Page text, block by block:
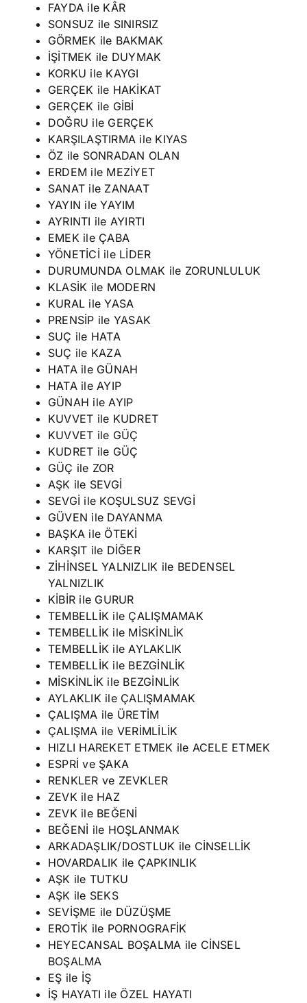
FAYDA ile KÂR
SONSUZ ile SINIRSIZ
GÖRMEK ile BAKMAK
İŞİTMEK ile DUYMAK
KORKU ile KAYGI
GERÇEK ile HAKİKAT
GERÇEK ile GİBİ
DOĞRU ile GERÇEK
KARŞILAŞTIRMA ile KIYAS
ÖZ ile SONRADAN OLAN
ERDEM ile MEZİYET
SANAT ile ZANAAT
YAYIN ile YAYIM
AYRINTI ile AYIRTI
EMEK ile ÇABA
YÖNETİCİ ile LİDER
DURUMUNDA OLMAK ile ZORUNLULUK
KLASİK ile MODERN
KURAL ile YASA
PRENSİP ile YASAK
SUÇ ile HATA
SUÇ ile KAZA
HATA ile GÜNAH
HATA ile AYIP
GÜNAH ile AYIP
KUVVET ile KUDRET
KUVVET ile GÜÇ
KUDRET ile GÜÇ
GÜÇ ile ZOR
AŞK ile SEVGİ
SEVGİ ile KOŞULSUZ SEVGİ
GÜVEN ile DAYANMA
BAŞKA ile ÖTEKİ
KARŞIT ile DİĞER
ZİHİNSEL YALNIZLIK ile BEDENSEL
YALNIZLIK
KİBİR ile GURUR
TEMBELLİK ile ÇALIŞMAMAK
TEMBELLİK ile MİSKİNLİK
TEMBELLİK ile AYLAKLIK
TEMBELLİK ile BEZGİNLİK
MİSKİNLİK ile BEZGİNLİK
AYLAKLIK ile ÇALIŞMAMAK
ÇALIŞMA ile ÜRETİM
ÇALIŞMA ile VERİMLİLİK
HIZLI HAREKET ETMEK ile ACELE ETMEK
ESPRİ ve ŞAKA
RENKLER ve ZEVKLER
ZEVK ile HAZ
ZEVK ile BEĞENİ
BEĞENİ ile HOŞLANMAK
ARKADAŞLIK/DOSTLUK ile CİNSELLİK
HOVARDALIK ile ÇAPKINLIK
AŞK ile TUTKU
AŞK ile SEKS
SEVİŞME ile DÜZÜŞME
EROTİK ile PORNOGRAFİK
HEYECANSAL BOŞALMA ile CİNSEL
BOŞALMA
EŞ ile İŞ
İŞ HAYATI ile ÖZEL HAYATI